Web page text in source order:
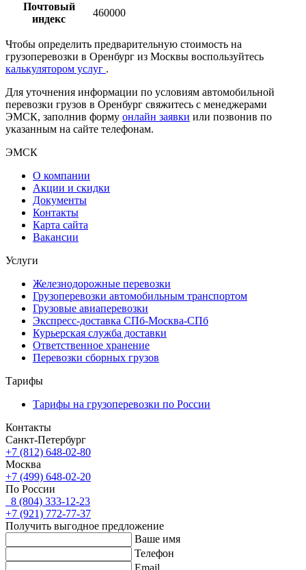
Почтовый
индекс
460000
Чтобы определить предварительную стоимость на
грузоперевозки в Оренбург из Москвы воспользуйтесь
калькулятором услуг .
Для уточнения информации по условиям автомобильной
перевозки грузов в Оренбург свяжитесь с менеджерами
ЭМСК, заполнив форму онлайн заявки или позвонив по
указанным на сайте телефонам.
ЭМСК
О компании
Акции и скидки
Документы
Контакты
Карта сайта
Вакансии
Услуги
Железнодорожные перевозки
Грузоперевозки автомобильным транспортом
Грузовые авиаперевозки
Экспресс-доставка СПб-Москва-СПб
Курьерская служба доставки
Ответственное хранение
Перевозки сборных грузов
Тарифы
Тарифы на грузоперевозки по России
Контакты
Санкт-Петербург
+7 (812) 648-02-80
Москва
+7 (499) 648-02-20
По России
8 (804) 333-12-23
+7 (921) 772-77-37
Получить выгодное предложение
Ваше имя
Телефон
Email